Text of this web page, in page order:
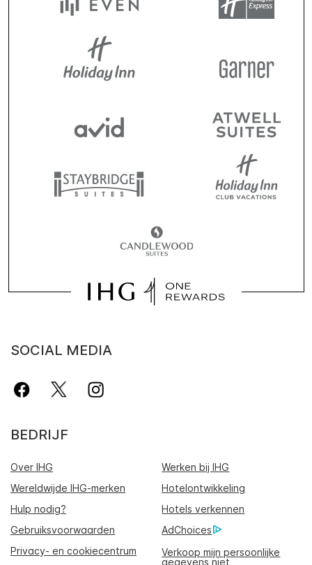
SOCIAL MEDIA
BEDRIJF
Over IHG
Werken bij IHG
Wereldwijde IHG-merken
Hotelontwikkeling
Hulp nodig?
Hotels verkennen
Gebruiksvoorwaarden
AdChoices
Privacy- en cookiecentrum
Verkoop mijn persoonlijke
gegevens niet